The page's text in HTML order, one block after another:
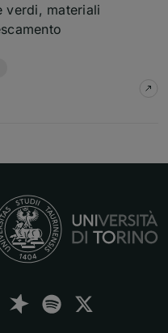
verdi, materiali
su